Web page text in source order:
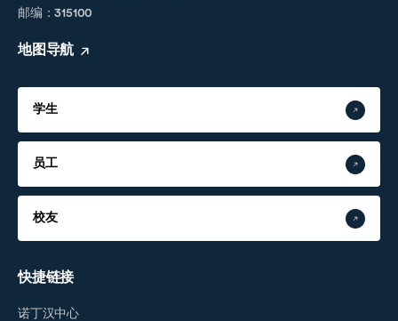
邮编：315100
地图导航
学生
员工
校友
快捷链接
诺丁汉中心